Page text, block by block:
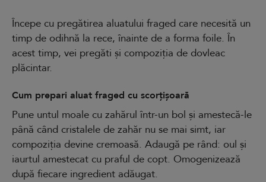
Începe cu pregătirea aluatului fraged care necesită un
timp de odihnă la rece, înainte de a forma foile. În
acest timp, vei pregăti și compoziția de dovleac
plăcintar.
Cum prepari aluat fraged cu scorțișoară
Pune untul moale cu zahărul într-un bol și amestecă-le
până când cristalele de zahăr nu se mai simt, iar
compoziția devine cremoasă. Adaugă pe rând: oul și
iaurtul amestecat cu praful de copt. Omogenizează
după fiecare ingredient adăugat.